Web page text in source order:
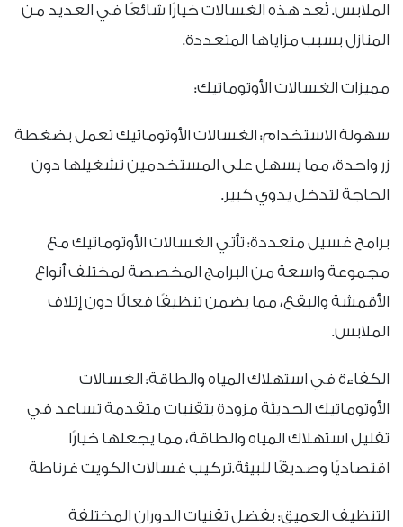
الملابس. تُعد هذه الغسالات خيارًا شائعًا في العديد من
المنازل بسبب مزاياها المتعددة.
مميزات الغسالات الأوتوماتيك:
سهولة الاستخدام: الغسالات الأوتوماتيك تعمل بضغطة
زر واحدة، مما يسهل على المستخدمين تشغيلها دون
الحاجة لتدخل يدوي كبير.
برامج غسيل متعددة: تأتي الغسالات الأوتوماتيك مع
مجموعة واسعة من البرامج المخصصة لمختلف أنواع
الأقمشة والبقع، مما يضمن تنظيفًا فعالًا دون إتلاف
الملابس.
الكفاءة في استهلاك المياه والطاقة: الغسالات
الأوتوماتيك الحديثة مزودة بتقنيات متقدمة تساعد في
تقليل استهلاك المياه والطاقة، مما يجعلها خيارًا
اقتصاديًا وصديقًا للبيئة.تركيب غسالات الكويت غرناطة
التنظيف العميق: بفضل تقنيات الدوران المختلفة